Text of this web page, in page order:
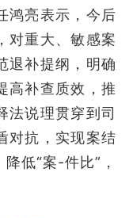
鸿亮表示，今后
对重大、敏感案
退补提纲，明确
高补查质效，推
法说理贯穿到司
对抗，实现案结
低“案-件比”，